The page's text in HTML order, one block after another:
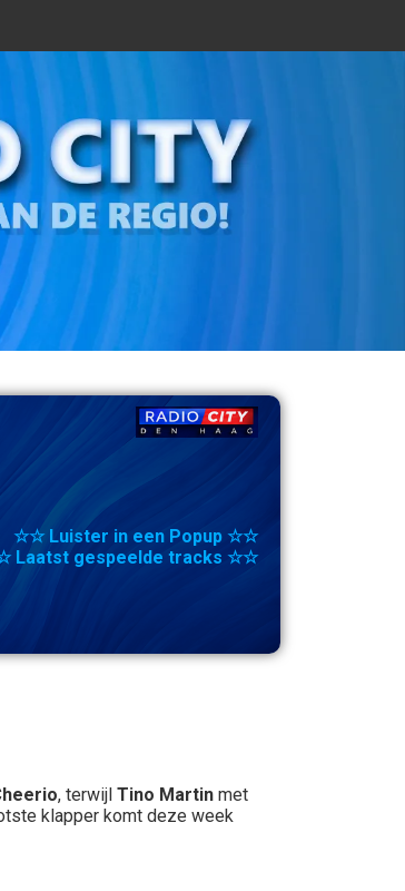
☆☆ Luister in een Popup ☆☆
Laatst gespeelde tracks ☆☆
, terwijl Tino Martin met
klapper komt deze week